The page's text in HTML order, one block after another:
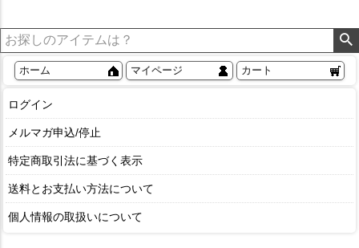
ホーム マイページ カート
ログイン
メルマガ申込/停止
特定商取引法に基づく表示
送料とお支払い方法について
個人情報の取扱いについて